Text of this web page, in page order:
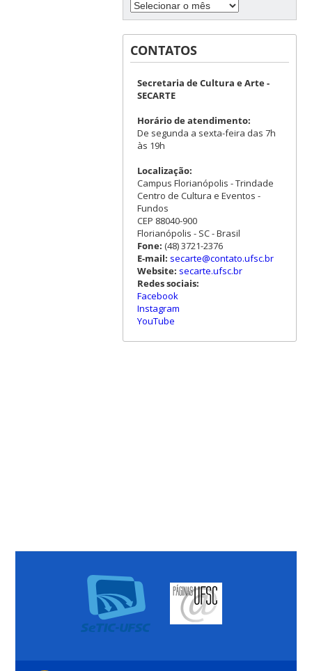
CONTATOS
Secretaria de Cultura e Arte -
SECARTE
Horário de atendimento:
De segunda a sexta-feira das 7h
às 19h
Localização:
Campus Florianópolis - Trindade
Centro de Cultura e Eventos -
Fundos
CEP 88040-900
Florianópolis - SC - Brasil
Fone: (48) 3721-2376
E-mail: secarte@contato.ufsc.br
Website: secarte.ufsc.br
Redes sociais:
Facebook
Instagram
YouTube